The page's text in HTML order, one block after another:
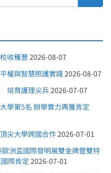
收穫豐 2026-08-07
權與智慧照護實踐 2026-08-07
培育護理尖兵 2026-07-07
學第5名 辦學實力再獲肯定
尖大學跨國合作 2026-07-01
洲盃國際發明展雙金牌暨雙特
際肯定 2026-07-01